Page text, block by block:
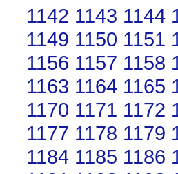
1142 1143 1144
1149 1150 1151
1156 1157 1158
1163 1164 1165
1170 1171 1172
1177 1178 1179
1184 1185 1186